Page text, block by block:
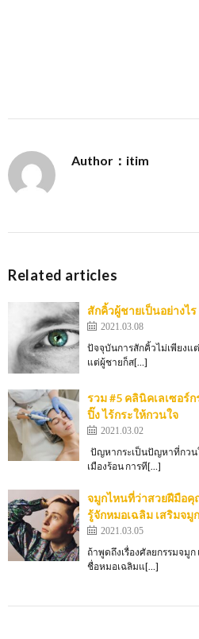
Author：itim
Related articles
สักคิ้วผู้ชายเป็นอย่างไ
2021.03.08
ปัจจุบันการสักคิ้วไม่เพียงแ
แต่ผู้ชายก็ส[…]
รวม #5 คลินิคเลเซอร์
ปิ๊ง ไร้กระให้กวนใจ
2021.03.02
ปัญหากระเป็นปัญหาที่กวน
เมืองร้อน การที[…]
จมูกไหนที่ว่าสวยฝีมือ
รู้จักหมอเฉลิม เสริมจ
2021.03.05
ถ้าพูดถึงเรื่องศัลยกรรมจมู
ชื่อหมอเฉลิมแ[…]